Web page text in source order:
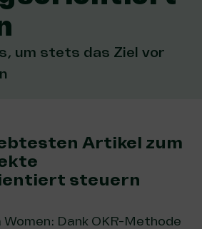
um stets das Ziel vor
Artikel zum
steuern
Dank OKR-Methode